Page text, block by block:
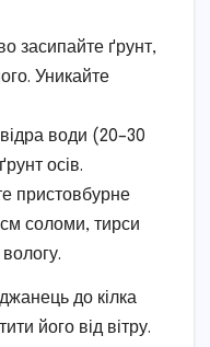
засипайте ґрунт,
Уникайте
води (20–30
осів.
пристовбурне
соломи, тирси
до кілка
його від вітру.